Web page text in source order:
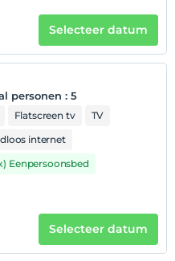
Selecteer datum
personen : 5
Flatscreen tv
TV
internet
Eenpersoonsbed
Selecteer datum